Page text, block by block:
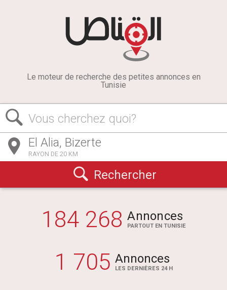
Le moteur de recherche des petites annonces en
Tunisie
Vous cherchez quoi?
RAYON DE 20 KM
Rechercher
184 268 Annonces
PARTOUT EN TUNISIE
1 705 Annonces
LES DERNIÈRES 24 H